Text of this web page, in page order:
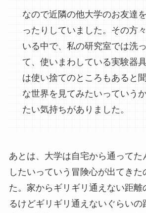
なので近隣の他大学のお友達
ったりしていました。その方
いる中で、私の研究室では洗
て、使いまわしている実験器
は使い捨てのところもあると
な世界を見てみたいっていう
たい気持ちがありました。
あとは、大学は自宅から通ってた
したいっていう冒険心が出てきた
た。家からギリギリ通えない距離
るけどギリギリ通えないぐらいの